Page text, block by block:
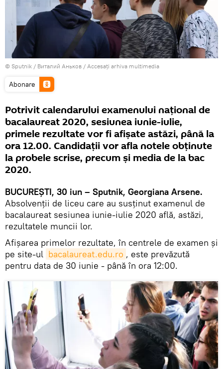
© Sputnik / Виталий Аньков / Accesați arhiva multimedia
Abonare
Potrivit calendarului examenului național de
bacalaureat 2020, sesiunea iunie-iulie,
primele rezultate vor fi afișate astăzi, până la
ora 12.00. Candidații vor afla notele obținute
la probele scrise, precum și media de la bac
2020.
BUCUREȘTI, 30 iun – Sputnik, Georgiana Arsene.
Absolvenții de liceu care au susținut examenul de
bacalaureat sesiunea iunie-iulie 2020 află, astăzi,
rezultatele muncii lor.
Afișarea primelor rezultate, în centrele de examen și
pe site-ul bacalaureat.edu.ro , este prevăzută
pentru data de 30 iunie - până în ora 12:00.